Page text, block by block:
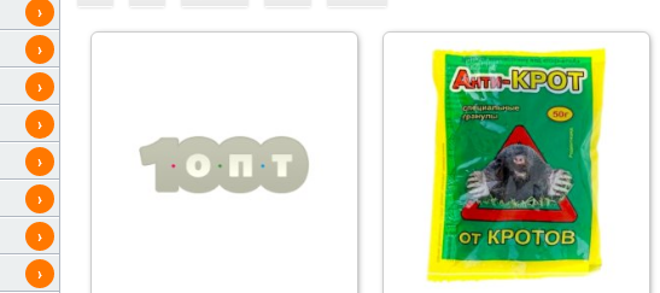
›
›
›
›
›
›
›
›